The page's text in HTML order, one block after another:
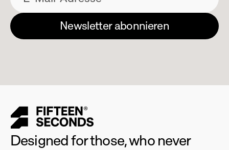
Designed for those, who never